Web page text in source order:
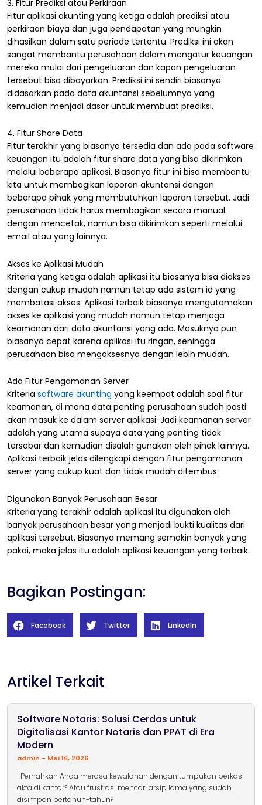
3. Fitur Prediksi atau Perkiraan
Fitur aplikasi akunting yang ketiga adalah prediksi atau
perkiraan biaya dan juga pendapatan yang mungkin
dihasilkan dalam satu periode tertentu. Prediksi ini akan
sangat membantu perusahaan dalam mengatur keuangan
mereka mulai dari pengeluaran dan kapan pengeluaran
tersebut bisa dibayarkan. Prediksi ini sendiri biasanya
didasarkan pada data akuntansi sebelumnya yang
kemudian menjadi dasar untuk membuat prediksi.
4. Fitur Share Data
Fitur terakhir yang biasanya tersedia dan ada pada software
keuangan itu adalah fitur share data yang bisa dikirimkan
melalui beberapa aplikasi. Biasanya fitur ini bisa membantu
kita untuk membagikan laporan akuntansi dengan
beberapa pihak yang membutuhkan laporan tersebut. Jadi
perusahaan tidak harus membagikan secara manual
dengan mencetak, namun bisa dikirimkan seperti melalui
email atau yang lainnya.
Akses ke Aplikasi Mudah
Kriteria yang ketiga adalah aplikasi itu biasanya bisa diakses
dengan cukup mudah namun tetap ada sistem id yang
membatasi akses. Aplikasi terbaik biasanya mengutamakan
akses ke aplikasi yang mudah namun tetap menjaga
keamanan dari data akuntansi yang ada. Masuknya pun
biasanya cepat karena aplikasi itu ringan, sehingga
perusahaan bisa mengaksesnya dengan lebih mudah.
Ada Fitur Pengamanan Server
Kriteria software akunting yang keempat adalah soal fitur
keamanan, di mana data penting perusahaan sudah pasti
akan masuk ke dalam server aplikasi. Jadi keamanan server
adalah yang utama supaya data yang penting tidak
tersebar dan kemudian disalah gunakan oleh pihak lainnya.
Aplikasi terbaik jelas dilengkapi dengan fitur pengamanan
server yang cukup kuat dan tidak mudah ditembus.
Digunakan Banyak Perusahaan Besar
Kriteria yang terakhir adalah aplikasi itu digunakan oleh
banyak perusahaan besar yang menjadi bukti kualitas dari
aplikasi tersebut. Biasanya memang semakin banyak yang
pakai, maka jelas itu adalah aplikasi keuangan yang terbaik.
Bagikan Postingan:
Facebook Twitter LinkedIn
Artikel Terkait
Software Notaris: Solusi Cerdas untuk
Digitalisasi Kantor Notaris dan PPAT di Era
Modern
admin Mei 16, 2026
Pernahkah Anda merasa kewalahan dengan tumpukan berkas
akta di kantor? Atau frustrasi mencari arsip lama yang sudah
disimpan bertahun-tahun?